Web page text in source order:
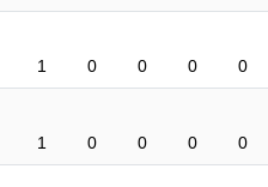
1 0 0 0 0
1 0 0 0 0